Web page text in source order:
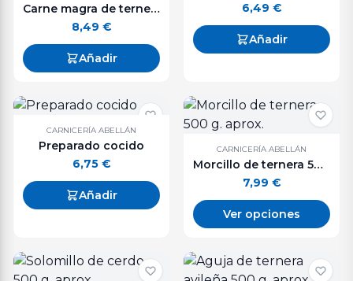
Carne magra de ternera en trozos - 500 g. aprox.
8,49 €
Añadir
6,49 €
Añadir
CARNICERÍA ABELLÁN
Preparado cocido
6,75 €
Añadir
CARNICERÍA ABELLÁN
Morcillo de ternera 500 g. aprox.
7,99 €
Ver opciones